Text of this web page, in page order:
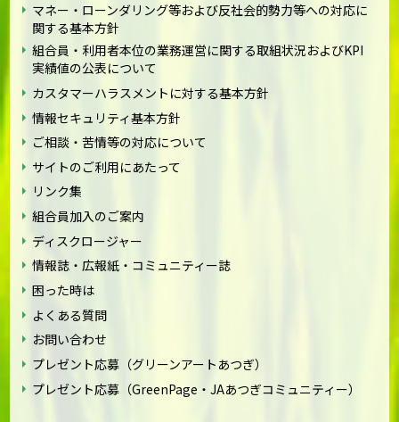
マネー・ローンダリング等および反社会的勢力等への対応に
関する基本方針
組合員・利用者本位の業務運営に関する取組状況およびKPI
実績値の公表について
カスタマーハラスメントに対する基本方針
情報セキュリティ基本方針
ご相談・苦情等の対応について
サイトのご利用にあたって
リンク集
組合員加入のご案内
ディスクロージャー
情報誌・広報紙・コミュニティー誌
困った時は
よくある質問
お問い合わせ
プレゼント応募（グリーンアートあつぎ）
プレゼント応募（GreenPage・JAあつぎコミュニティー）